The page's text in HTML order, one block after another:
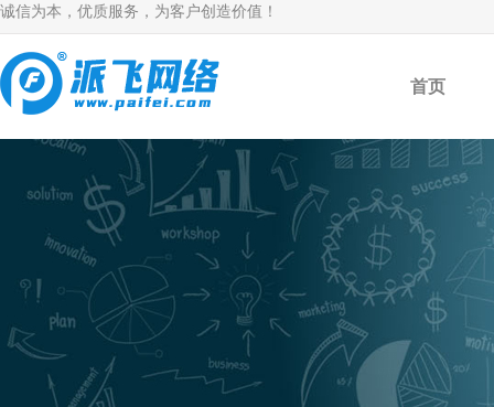
诚信为本，优质服务，为客户创造价值！
首页